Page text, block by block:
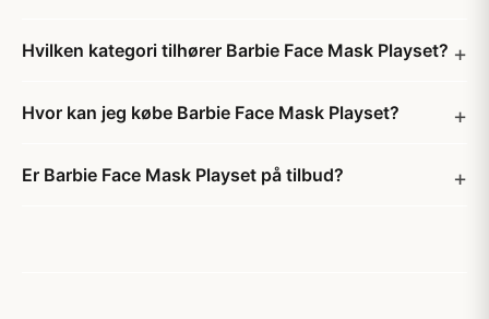
Hvilken kategori tilhører Barbie Face Mask Playset?
Hvor kan jeg købe Barbie Face Mask Playset?
Er Barbie Face Mask Playset på tilbud?